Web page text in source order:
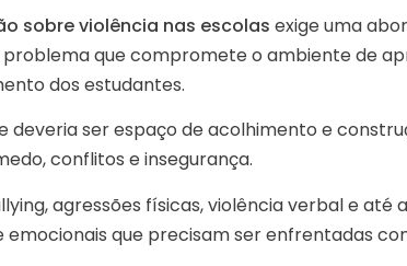
sobre violência nas escolas exige uma
que compromete o ambiente de
dos estudantes.
deveria ser espaço de acolhimento e
conflitos e insegurança.
agressões físicas, violência verbal e
emocionais que precisam ser enfrentadas